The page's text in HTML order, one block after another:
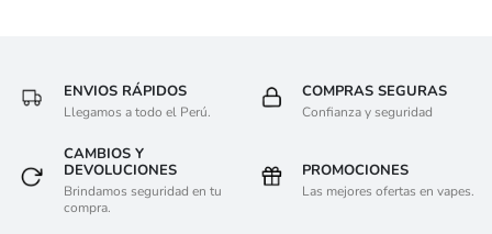
ENVIOS RÁPIDOS
Llegamos a todo el Perú.
COMPRAS SEGURAS
Confianza y seguridad
CAMBIOS Y
DEVOLUCIONES
Brindamos seguridad en tu
compra.
PROMOCIONES
Las mejores ofertas en vapes.